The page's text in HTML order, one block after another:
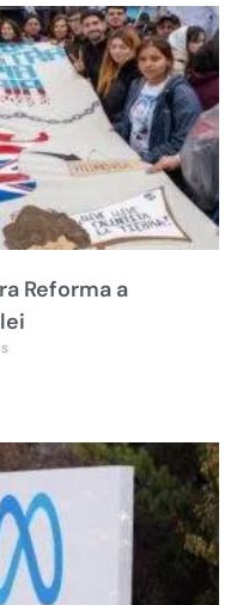
Reforma a